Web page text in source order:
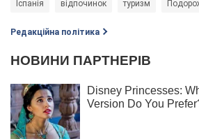
Іспанія відпочинок туризм
Редакційна політика